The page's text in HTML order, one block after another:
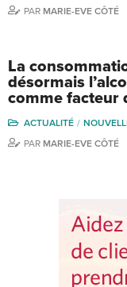
PAR MARIE-EVE CÔTÉ
La
désormais
comme facteur
ACTUALITÉ
PAR MARIE-EVE CÔTÉ